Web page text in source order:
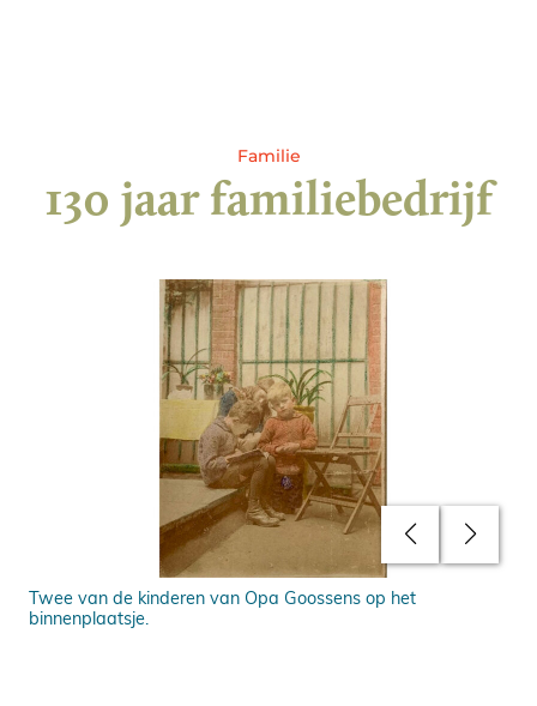
Familie
130 jaar familiebedrijf
Twee van de kinderen van Opa Goossens op het
binnenplaatsje.